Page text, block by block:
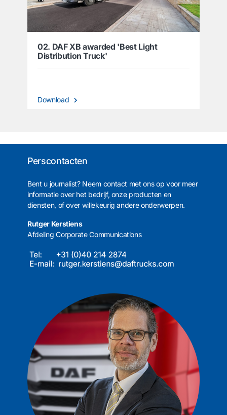
02. DAF XB awarded 'Best Light
Distribution Truck'
Download
Perscontacten
Bent u journalist? Neem contact met ons op voor meer
informatie over het bedrijf, onze producten en
diensten, of over willekeurig andere onderwerpen.
Rutger Kerstiens
Afdeling Corporate Communications